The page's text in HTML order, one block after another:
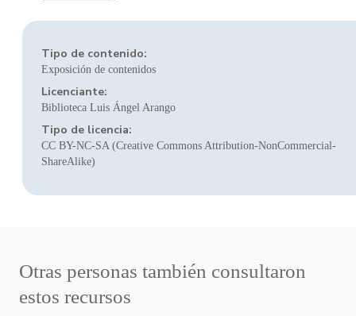
Tipo de contenido:
Exposición de contenidos
Licenciante:
Biblioteca Luis Ángel Arango
Tipo de licencia:
CC BY-NC-SA (Creative Commons Attribution-NonCommercial-
ShareAlike)
Otras personas también consultaron
estos recursos